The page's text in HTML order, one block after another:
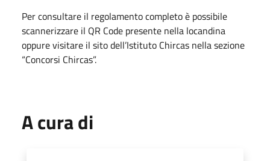
Per consultare il regolamento completo è possibile
scannerizzare il QR Code presente nella locandina
oppure visitare il sito dell’Istituto Chircas nella sezione
“Concorsi Chircas”.
A cura di